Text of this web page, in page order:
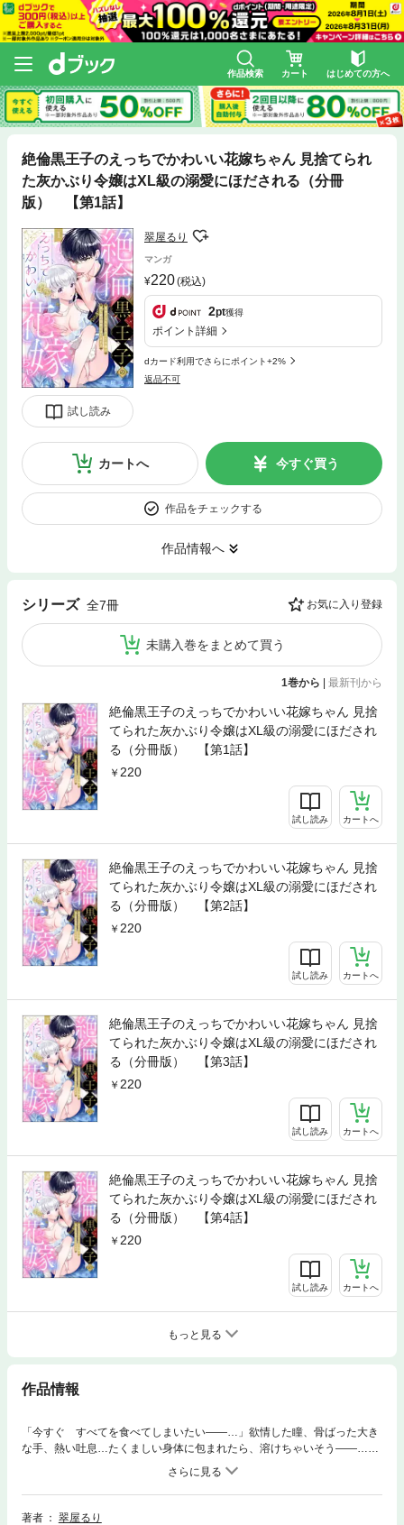
作品検索 カート はじめての方へ
絶倫黒王子のえっちでかわいい花嫁ちゃん 見捨てられ
た灰かぶり令嬢はXL級の溺愛にほだされる（分冊
版） 【第1話】
試し読み
翠屋るり
マンガ
220(税込)
2pt獲得
ポイント詳細
dカード利用でさらにポイント+2%
返品不可
カートへ 今すぐ買う
作品をチェックする
作品情報へ
シリーズ 全7冊 お気に入り登録
未購入巻をまとめて買う
1巻から | 最新刊から
絶倫黒王子のえっちでかわいい花嫁ちゃん 見捨
てられた灰かぶり令嬢はXL級の溺愛にほだされ
る（分冊版） 【第1話】
220
試し読み カートへ
絶倫黒王子のえっちでかわいい花嫁ちゃん 見捨
てられた灰かぶり令嬢はXL級の溺愛にほだされ
る（分冊版） 【第2話】
220
試し読み カートへ
絶倫黒王子のえっちでかわいい花嫁ちゃん 見捨
てられた灰かぶり令嬢はXL級の溺愛にほだされ
る（分冊版） 【第3話】
220
試し読み カートへ
絶倫黒王子のえっちでかわいい花嫁ちゃん 見捨
てられた灰かぶり令嬢はXL級の溺愛にほだされ
る（分冊版） 【第4話】
220
試し読み カートへ
もっと見る
作品情報
「今すぐ すべてを食べてしまいたい――…」欲情した瞳、骨ばった大き
な手、熱い吐息…たくましい身体に包まれたら、溶けちゃいそう――…
っ！幼い頃に両親を亡くし親戚に引き取られて以来、虐げられる毎日を送
っていたルーナ。ある日、彼女は叔母が決めた婚約者に会うよう命じら
れ、舞踏会へ行くことに。ところが、会ってすぐに大勢の前で婚約破棄を
突きつけられてしまい…。そんな時、歴代最強の魔力を持つと謳われるグ
著者
翠屋るり